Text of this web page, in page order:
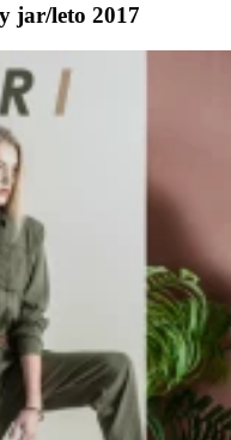
jar/leto 2017